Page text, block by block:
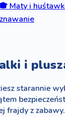
Maty i
i
starannie
frajdy z zabawy.